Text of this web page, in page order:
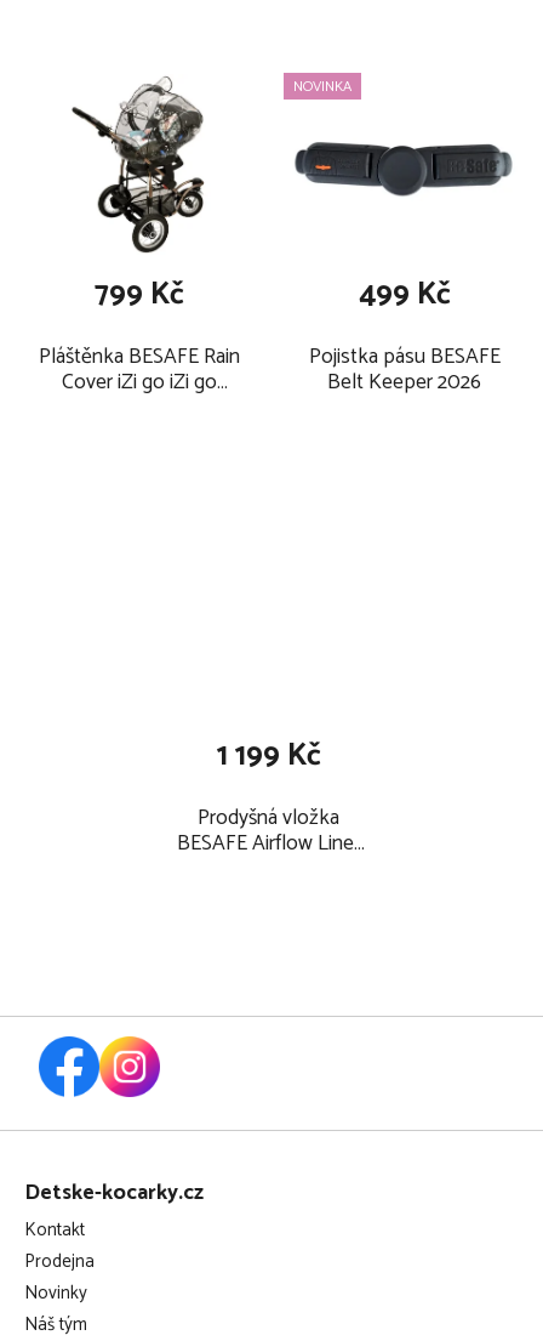
Pláštěnka BESAFE Rain
Cover iZi go iZi go
799 Kč
NOVINKA
Pojistka pásu BESAFE
Belt Keeper 2026
499 Kč
Prodyšná vložka
BESAFE Airflow Liner
1 199 Kč
Z
Detske-kocarky.cz
Kontakt
Prodejna
Novinky
Náš tým